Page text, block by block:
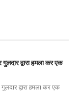
द्वारा हमला कर एक
द्वारा हमला कर एक